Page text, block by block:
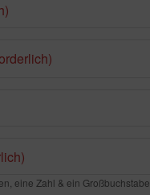
eine Zahl & ein Großbuchstabe.